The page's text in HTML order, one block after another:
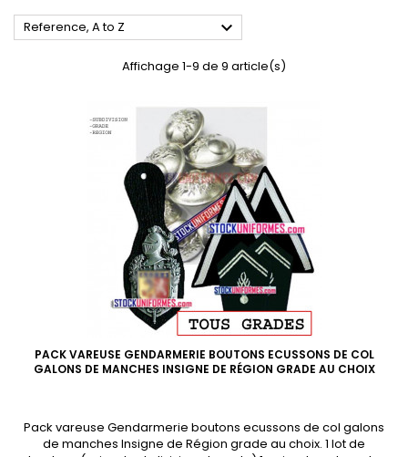
Reference, A to Z 
Affichage 1-9 de 9 article(s)
PACK VAREUSE GENDARMERIE BOUTONS ECUSSONS DE COL
GALONS DE MANCHES INSIGNE DE RÉGION GRADE AU CHOIX
Pack vareuse Gendarmerie boutons ecussons de col galons
de manches Insigne de Région grade au choix. 1 lot de